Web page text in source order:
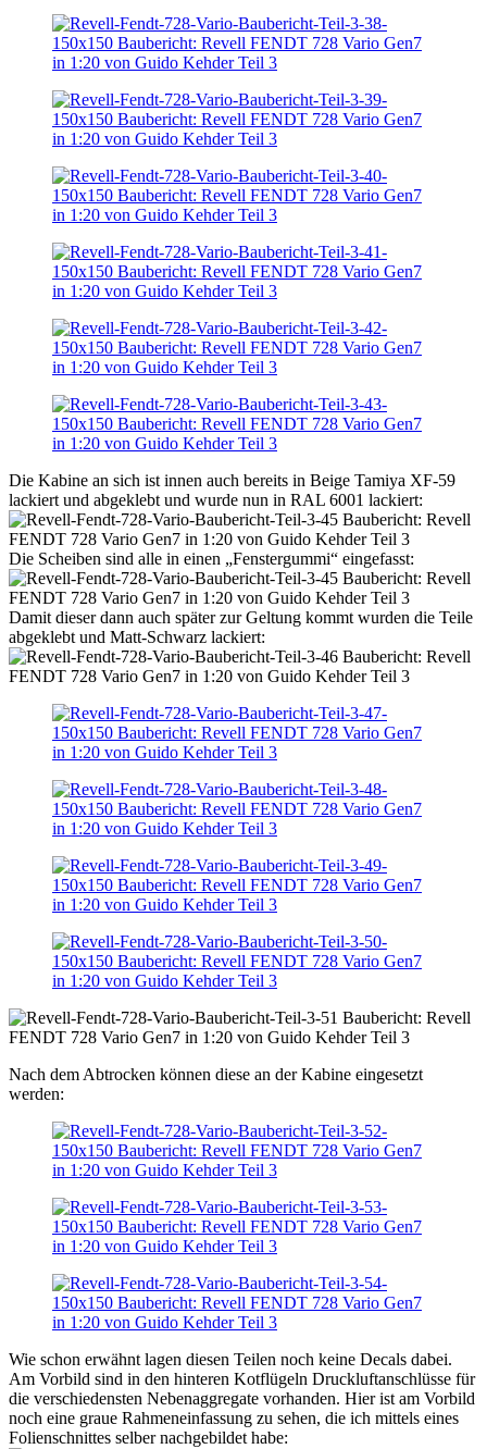
Die Kabine an sich ist innen auch bereits in Beige Tamiya XF-59
lackiert und abgeklebt und wurde nun in RAL 6001 lackiert:
Die Scheiben sind alle in einen „Fenstergummi“ eingefasst:
Damit dieser dann auch später zur Geltung kommt wurden die Teile
abgeklebt und Matt-Schwarz lackiert:
Nach dem Abtrocken können diese an der Kabine eingesetzt
werden:
Wie schon erwähnt lagen diesen Teilen noch keine Decals dabei.
Am Vorbild sind in den hinteren Kotflügeln Druckluftanschlüsse für
die verschiedensten Nebenaggregate vorhanden. Hier ist am Vorbild
noch eine graue Rahmeneinfassung zu sehen, die ich mittels eines
Folienschnittes selber nachgebildet habe: